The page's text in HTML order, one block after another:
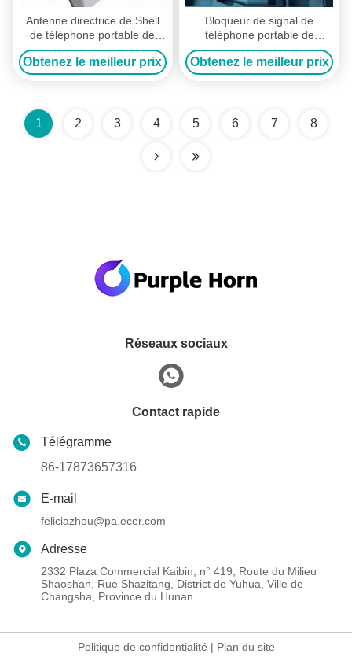
Antenne directrice de Shell
de téléphone portable de
signal de canaux
imperméables extérieurs du
brouilleur 7 incorporée
Obtenez le meilleur prix
Bloqueur de signal de
téléphone portable de
DC48V / 7A, brouilleur de
signal de téléphone portable
pour des signaux d'UAV
Obtenez le meilleur prix
1 2 3 4 5 6 7 8
Réseaux sociaux
Contact rapide
Télégramme
86-17873657316
E-mail
feliciazhou@pa.ecer.com
Adresse
2332 Plaza Commercial Kaibin, n° 419, Route du Milieu
Shaoshan, Rue Shazitang, District de Yuhua, Ville de
Changsha, Province du Hunan
Politique de confidentialité | Plan du site